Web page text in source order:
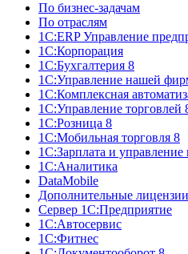
По бизнес-задачам
По отраслям
1C:ERP Управление
1С:Корпорация
1С:Бухгалтерия 8
1С:Управление нашей
1С:Комплексная
1С:Управление торговлей
1С:Розница 8
1С:Мобильная торговля 8
1С:Зарплата и управление
1С:Аналитика
DataMobile
Дополнительные
Сервер 1С:Предприятие
1С:Автосервис
1С:Фитнес